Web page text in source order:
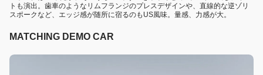
トも演出。歯車のようなリムフランジのプレスデザインや、直線的な逆ゾリ
スポークなど、エッジ感が随所に宿るのもUS風味。量感、力感が大。
MATCHING DEMO CAR